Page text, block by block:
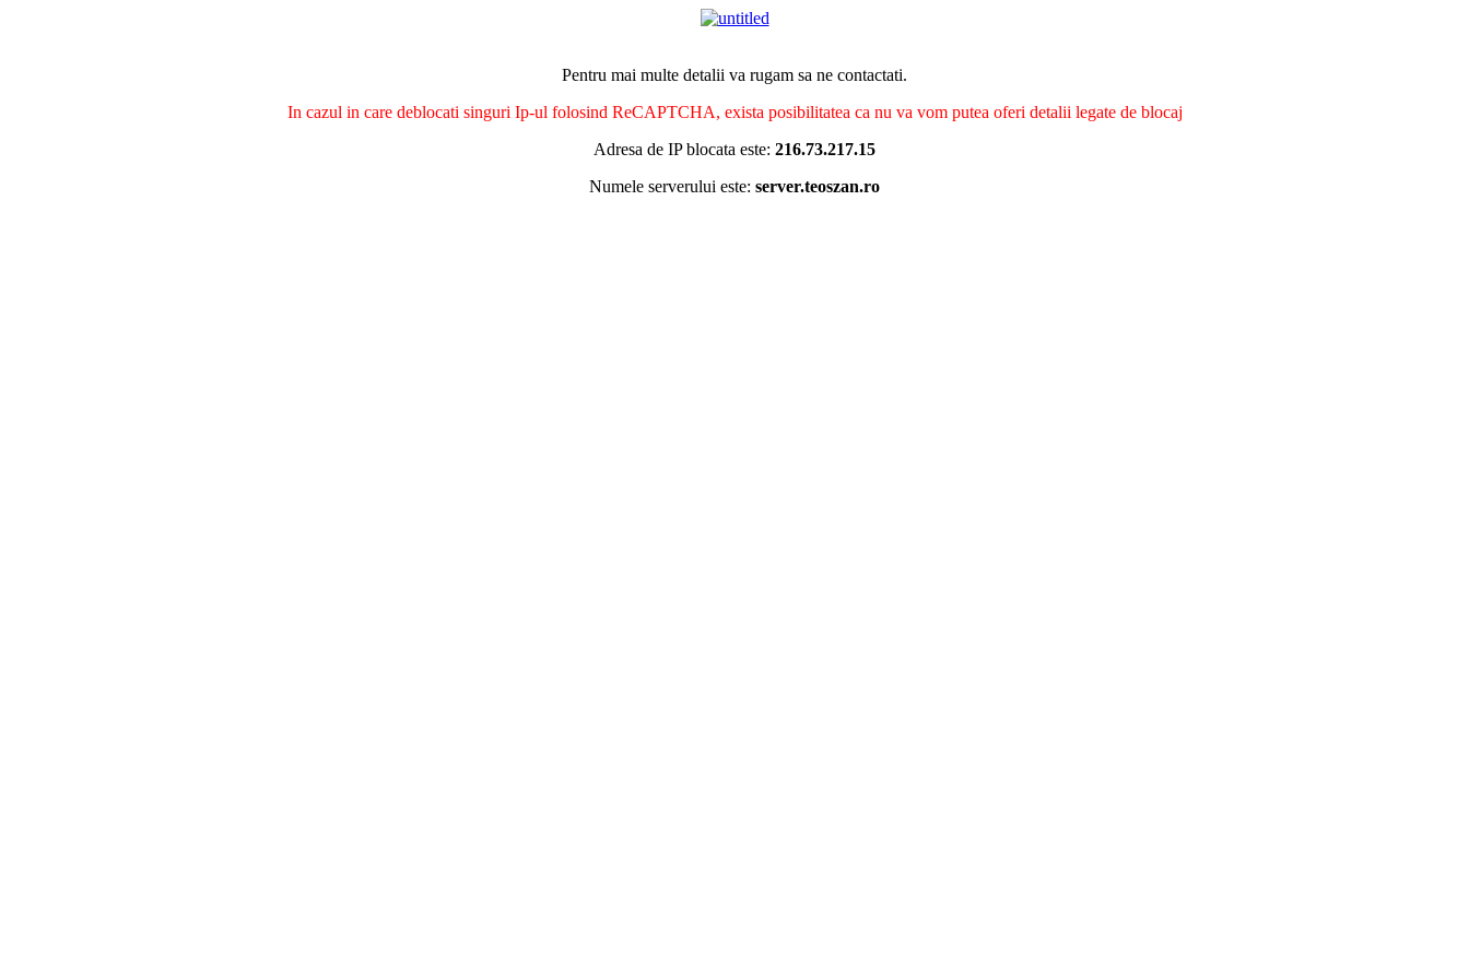
Pentru mai multe detalii va rugam sa ne contactati.
In cazul in care deblocati singuri Ip-ul folosind ReCAPTCHA, exista posibilitatea ca nu va vom putea oferi detalii legate de blocaj
Adresa de IP blocata este: 216.73.217.15
Numele serverului este: server.teoszan.ro